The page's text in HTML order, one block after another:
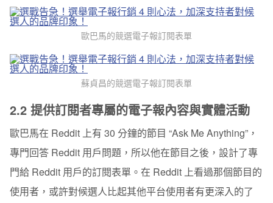
歐巴馬的競選電子報訂閱表單
蘇貞昌的競選電子報訂閱表單
2.2 提供訂閱者專屬的電子報內容與實體活動
歐巴馬在 Reddit 上有 30 分鐘的節目 “Ask Me Anything”，
專門回答 Reddit 用戶問題，所以他在節目之後，設計了專
門給 Reddit 用戶的訂閱表單。 在 Reddit 上看過那個節目的
使用者，或許對候選人比起其他平台使用者有更深入的了